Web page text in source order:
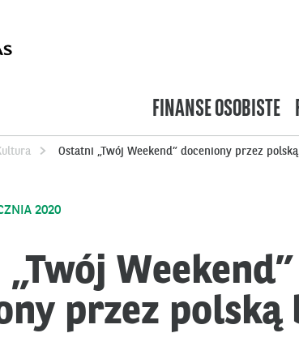
FINANSE OSOBISTE
Ostatni „Twój Weekend” doceniony przez
2020
Weekend”
przez polską